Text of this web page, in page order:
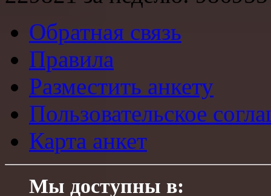
Обратная связь
Правила
Разместить анкету
Пользовательское
Карта анкет
Мы доступны в: